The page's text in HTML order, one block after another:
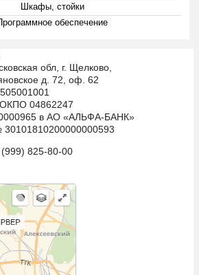
Шкафы, стойки
обеспечение
обл, г. Щелково,
д. 72, оф. 62
04862247
в АО «АЛЬФА-БАНК»
825-80-00